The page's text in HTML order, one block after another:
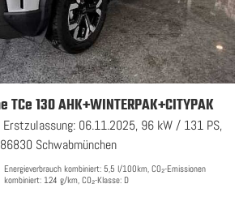
130 AHK+WINTERPAK+CITYPAK
Erstzulassung: 06.11.2025, 96 kW / 131 PS,
Schwabmünchen
Energieverbrauch kombiniert: 5,5 l/100km, CO₂-Emissionen
kombiniert: 124 g/km, CO₂-Klasse: D